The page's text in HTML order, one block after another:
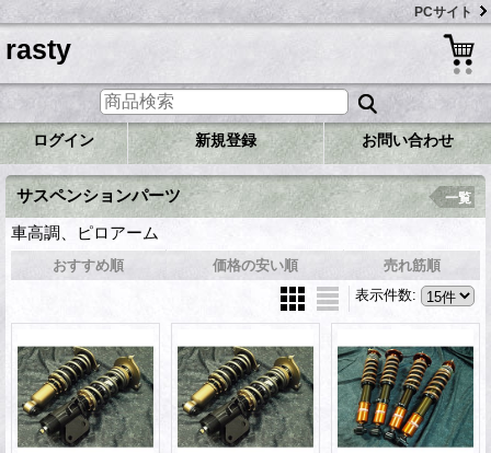
PCサイト
rasty
ログイン 新規登録 お問い合わせ
サスペンションパーツ
車高調、ピロアーム
一覧
おすすめ順 価格の安い順
売れ筋順
表示件数: